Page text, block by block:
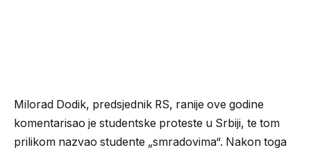
Milorad Dodik, predsjednik RS, ranije ove godine
komentarisao je studentske proteste u Srbiji, te tom
prilikom nazvao studente „smradovima“. Nakon toga